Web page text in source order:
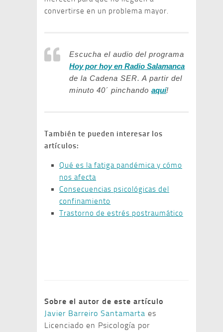
convertirse en un problema mayor.
Escucha el audio del programa
Hoy por hoy en Radio Salamanca
de la Cadena SER. A partir del
minuto 40´ pinchando aquí!
También te pueden interesar los
artículos:
Qué es la fatiga pandémica y cómo
nos afecta
Consecuencias psicológicas del
confinamiento
Trastorno de estrés postraumático
Sobre el autor de este artículo
Javier Barreiro Santamarta es
Licenciado en Psicología por